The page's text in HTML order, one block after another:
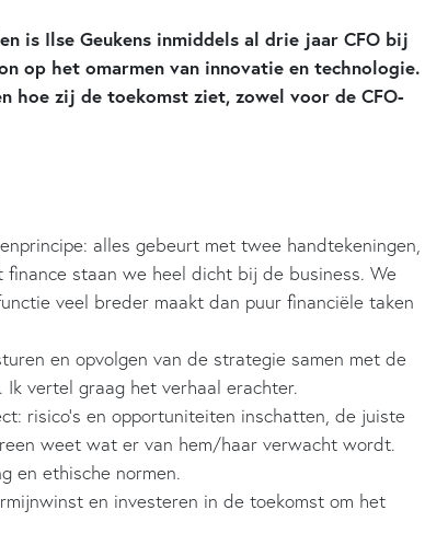
is Ilse Geukens inmiddels al drie jaar CFO bij
op het omarmen van innovatie en technologie.
hoe zij de toekomst ziet, zowel voor de CFO-
alles gebeurt met twee handtekeningen,
staan we heel dicht bij de business. We
veel breder maakt dan puur financiële taken
en opvolgen van de strategie samen met de
vertel graag het verhaal erachter.
risico’s en opportuniteiten inschatten, de juiste
weet wat er van hem/haar verwacht wordt.
en ethische normen.
en investeren in de toekomst om het